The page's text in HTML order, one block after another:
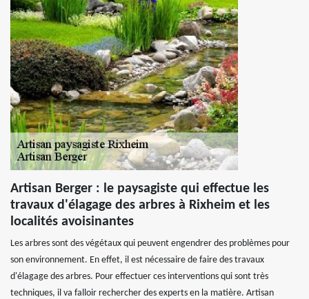
Artisan Berger : le paysagiste qui effectue les
travaux d'élagage des arbres à Rixheim et les
localités avoisinantes
Les arbres sont des végétaux qui peuvent engendrer des problèmes pour
son environnement. En effet, il est nécessaire de faire des travaux
d'élagage des arbres. Pour effectuer ces interventions qui sont très
techniques, il va falloir rechercher des experts en la matière. Artisan